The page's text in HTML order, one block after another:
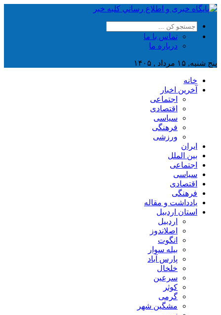
تماس با ما
درباره ما
پنج شنبه, ۱۵ مرداد , ۱۴۰۵
خانه
آخرین اخبار
اجتماعی
اقتصادی
سیاسی
فرهنگی
ورزشی
ایران
بین الملل
اجتماعی
سیاسی
اقتصادی
فرهنگی
یادداشت و مقاله
استان اردبیل
اردبیل
اصلاندوز
انگوت
بیله سوار
پارس آباد
خلخال
سرعین
کوثر
گرمی
مشگین شهر